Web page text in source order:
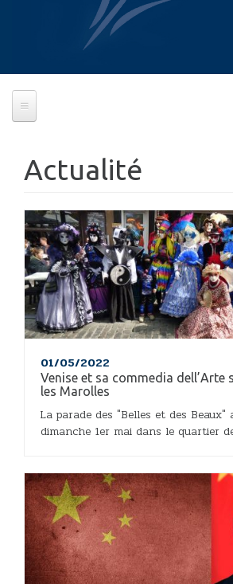
Actualité
01/05/2022
Venise et sa commedia dell’Arte
les Marolles
La parade des "Belles et des Beaux"
dimanche 1er mai dans le quartier